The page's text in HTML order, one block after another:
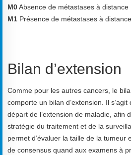
M0Absence de métastases à distance
M1 Présence de métastases à distance
Bilan d’extension
Comme pour les autres cancers, le
comporte un bilan d’extension. Il s’agit
départ de l’extension de maladie, afin
stratégie du traitement et de la
permet d’évaluer la taille de la tumeur
de consensus quand aux examens à